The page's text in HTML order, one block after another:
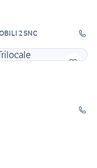
TECNOCASA - INTERNATIONAL IMMOBILI 2 SNC